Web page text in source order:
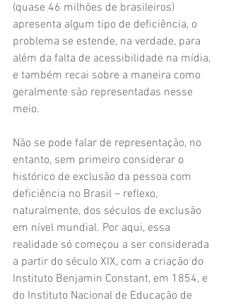
(quase 46 milhões de brasileiros)
apresenta algum tipo de deficiência, o
problema se estende, na verdade, para
além da falta de acessibilidade na mídia,
e também recai sobre a maneira como
geralmente são representadas nesse
meio.
Não se pode falar de representação, no
entanto, sem primeiro considerar o
histórico de exclusão da pessoa com
deficiência no Brasil – reflexo,
naturalmente, dos séculos de exclusão
em nível mundial. Por aqui, essa
realidade só começou a ser considerada
a partir do século XIX, com a criação do
Instituto Benjamin Constant, em 1854, e
do Instituto Nacional de Educação de